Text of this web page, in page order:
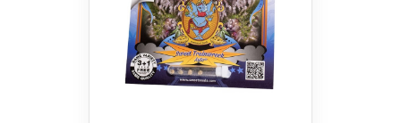
каннабис, сначала растут, а после, вступают в
фазу цветения. Во время роста мужские
растения конопли опыляют женские следующим
образом: у мальчиков из раскрывшихся цветов
освобождается пыльца, часть из нее попадает
на пестик, а из него при удачном